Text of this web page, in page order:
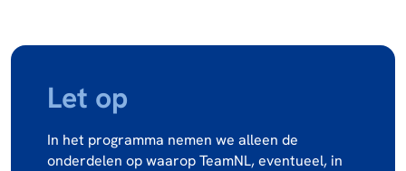
Let op
In het programma nemen we alleen de
onderdelen op waarop TeamNL, eventueel, in